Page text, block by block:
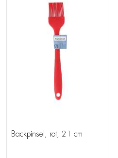
Backpinsel, rot, 21 cm